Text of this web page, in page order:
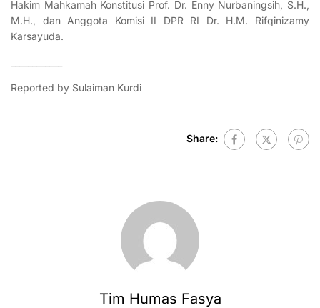
Hakim Mahkamah Konstitusi Prof. Dr. Enny Nurbaningsih, S.H.,
M.H., dan Anggota Komisi II DPR RI Dr. H.M. Rifqinizamy
Karsayuda.
Reported by Sulaiman Kurdi
Share:
Tim Humas Fasya